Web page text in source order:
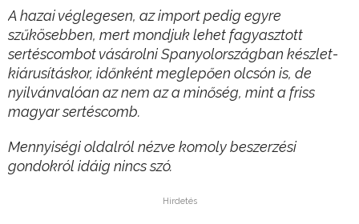
A hazai véglegesen, az import pedig egyre
szűkösebben, mert mondjuk lehet fagyasztott
sertéscombot vásárolni Spanyolországban készlet-
kiárusításkor, időnként meglepően olcsón is, de
nyilvánvalóan az nem az a minőség, mint a friss
magyar sertéscomb.
Mennyiségi oldalról nézve komoly beszerzési
gondokról idáig nincs szó.
Hirdetés